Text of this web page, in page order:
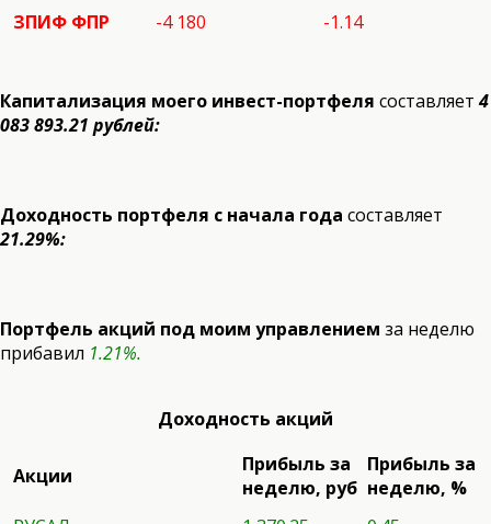
ЗПИФ ФПР
-4 180 -1.14
Капитализация моего инвест-портфеля составляет4
083 893.21 рублей:
Доходность портфеля с начала года составляет
21.29%:
Портфель акций под моим управлением за неделю
прибавил 1.21%.
Доходность акций
Акции
Прибыль за
неделю, руб
Прибыль за
неделю, %